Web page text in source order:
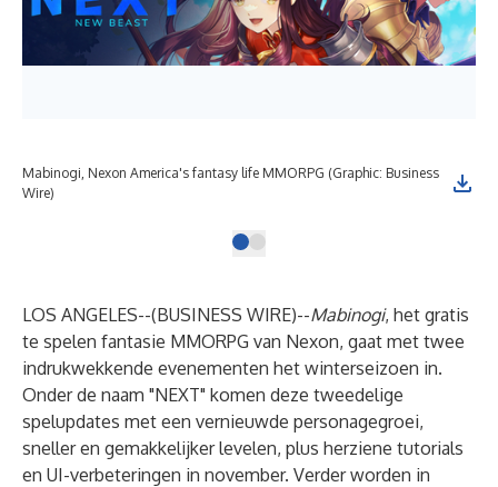
Mabinogi, Nexon America's fantasy life MMORPG (Graphic: Business
Wire)
LOS ANGELES--(BUSINESS WIRE)--Mabinogi, het gratis
te spelen fantasie MMORPG van Nexon, gaat met twee
indrukwekkende evenementen het winterseizoen in.
Onder de naam "NEXT" komen deze tweedelige
spelupdates met een vernieuwde personagegroei,
sneller en gemakkelijker levelen, plus herziene tutorials
en UI-verbeteringen in november. Verder worden in